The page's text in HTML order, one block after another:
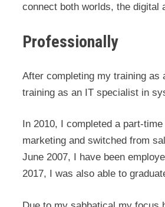
connect both worlds, the digital
Professionally
After completing my training as
training as an IT specialist in
In 2010, I completed a part-
marketing and switched from
June 2007, I have been
2017, I was also able to